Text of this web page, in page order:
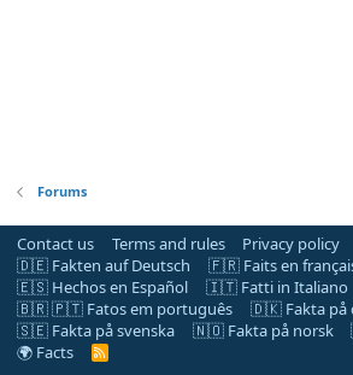
Forums
Contact us Terms and rules Privacy policy
🇩🇪 Fakten auf Deutsch
🇫🇷 Faits en
🇪🇸 Hechos en Español
🇮🇹 Fatti in Italiano
🇧🇷 🇵🇹 Fatos em português
🇩🇰 Fakta på
🇸🇪 Fakta på svenska
🇳🇴 Fakta på norsk
🌍 Facts
R